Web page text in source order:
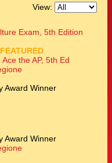
View:
Exam, 5th Edition
FEATURED
the AP, 5th Ed
Award Winner
Award Winner